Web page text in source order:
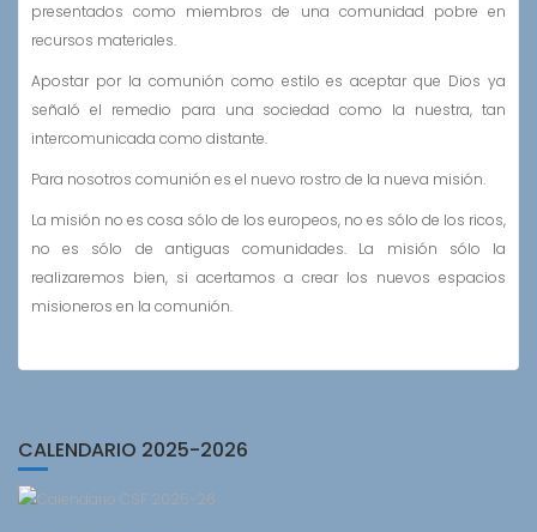
presentados como miembros de una comunidad pobre en
recursos materiales.
Apostar por la comunión como estilo es aceptar que Dios ya
señaló el remedio para una sociedad como la nuestra, tan
intercomunicada como distante.
Para nosotros comunión es el nuevo rostro de la nueva misión.
La misión no es cosa sólo de los europeos, no es sólo de los ricos,
no es sólo de antiguas comunidades. La misión sólo la
realizaremos bien, si acertamos a crear los nuevos espacios
misioneros en la comunión.
CALENDARIO 2025-2026